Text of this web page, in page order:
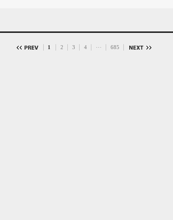
1 2 3 4 ··· 685